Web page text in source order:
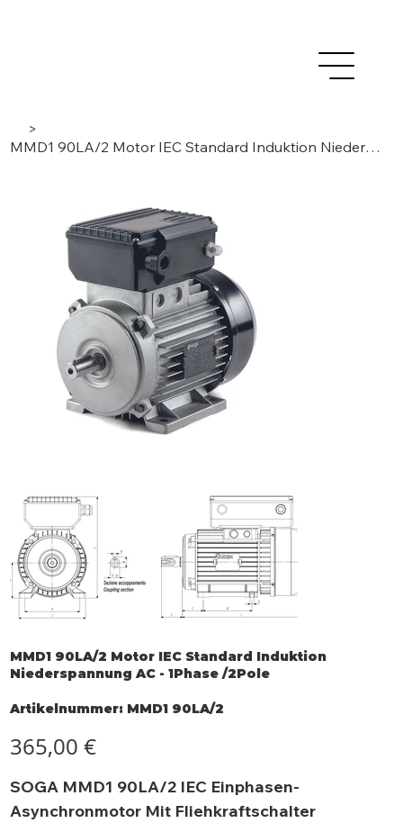
>
MMD1 90LA/2 Motor IEC Standard Induktion Niederspannung AC - 1Phase /2Pole
MMD1 90LA/2 Motor IEC Standard Induktion
Niederspannung AC - 1Phase /2Pole
Artikelnummer: Artikelnummer:
MMD1
MMD1 90LA/2
365,00 €
SOGA MMD1 90LA/2 IEC Einphasen-
Asynchronmotor Mit Fliehkraftschalter